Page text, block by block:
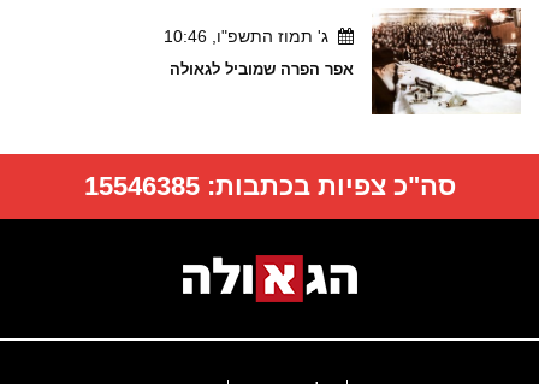
ג' תמוז התשפ"ו, 10:46
אפר הפרה שמוביל לגאולה
סה"כ צפיות בכתבות:15546385